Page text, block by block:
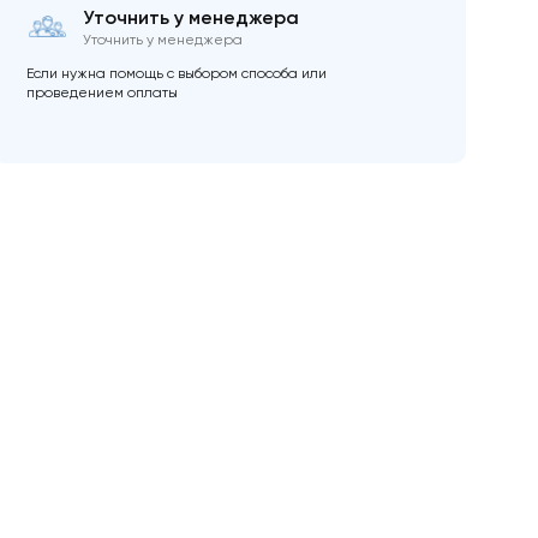
Уточнить у менеджера
Уточнить у менеджера
Если нужна помощь с выбором способа или
проведением оплаты